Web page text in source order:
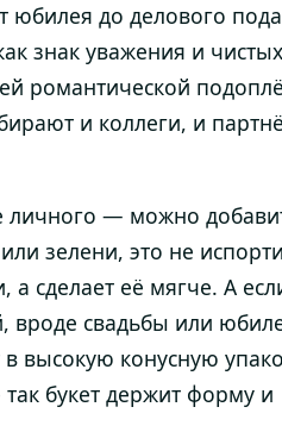
юбилея до делового
знак уважения и чистых
романтической
и коллеги, и
личного — можно
зелени, это не
а сделает её мягче. А
вроде свадьбы или
высокую конусную
букет держит форму и